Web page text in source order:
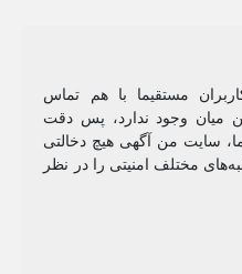
مستقیما با هم تماس
میان وجود ندارد، پس دقت
سایت من آگهی هیچ دخالتی
مختلف امنیتی را در نظر